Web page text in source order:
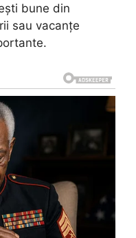
bune din
sau vacanțe